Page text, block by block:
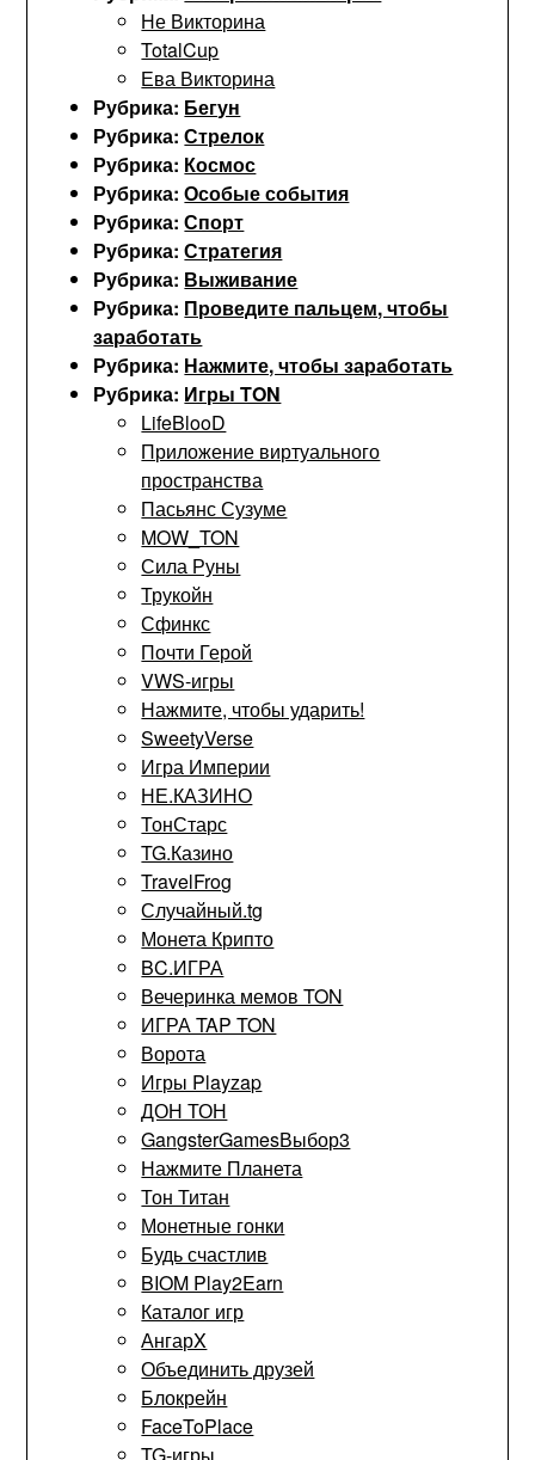
Не Викторина
TotalCup
Ева Викторина
Рубрика: Бегун
Рубрика:Стрелок
Рубрика: Космос
Рубрика:Особые события
Рубрика:Спорт
Рубрика:Стратегия
Рубрика: Выживание
Рубрика: Проведите пальцем, чтобы
заработать
Рубрика: Нажмите, чтобы заработать
Рубрика: Игры TON
LifeBlooD
Приложение виртуального
пространства
Пасьянс Сузуме
MOW_TON
Сила Руны
Трукойн
Сфинкс
Почти Герой
VWS-игры
Нажмите, чтобы ударить!
SweetyVerse
Игра Империи
НЕ.КАЗИНО
ТонСтарс
TG.Казино
TravelFrog
Случайный.tg
Монета Крипто
BC.ИГРА
Вечеринка мемов TON
ИГРА TAP TON
Ворота
Игры Playzap
ДОН ТОН
GangsterGamesВыбор3
Нажмите Планета
Тон Титан
Монетные гонки
Будь счастлив
BIOM Play2Earn
Каталог игр
АнгарX
Объединить друзей
Блокрейн
FaceToPlace